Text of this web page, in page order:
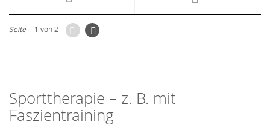
Seite 1 von 2 ZurückSeite
Weiter
Sporttherapie – z. B. mit
Faszientraining